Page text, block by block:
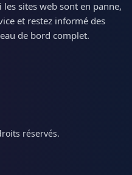
sites web sont en panne,
et restez informé des
de bord complet.
réservés.